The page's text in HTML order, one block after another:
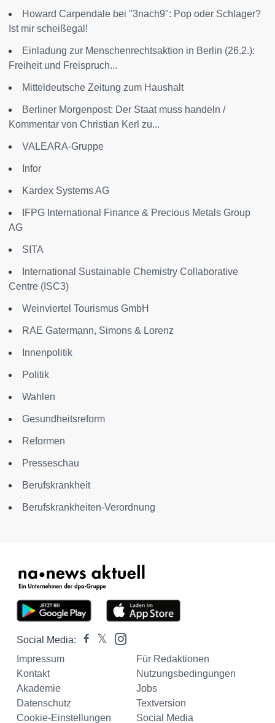
Howard Carpendale bei "3nach9": Pop oder Schlager?
Ist mir scheißegal!
Einladung zur Menschenrechtsaktion in Berlin (26.2.):
Freiheit und Freispruch...
Mitteldeutsche Zeitung zum Haushalt
Berliner Morgenpost: Der Staat muss handeln /
Kommentar von Christian Kerl zu...
VALEARA-Gruppe
Infor
Kardex Systems AG
IFPG International Finance & Precious Metals Group
AG
SITA
International Sustainable Chemistry Collaborative
Centre (ISC3)
Weinviertel Tourismus GmbH
RAE Gatermann, Simons & Lorenz
Innenpolitik
Politik
Wahlen
Gesundheitsreform
Reformen
Presseschau
Berufskrankheit
Berufskrankheiten-Verordnung
Social Media:
Impressum
Für Redaktionen
Kontakt
Nutzungsbedingungen
Akademie
Jobs
Datenschutz
Textversion
Cookie-Einstellungen
Social Media